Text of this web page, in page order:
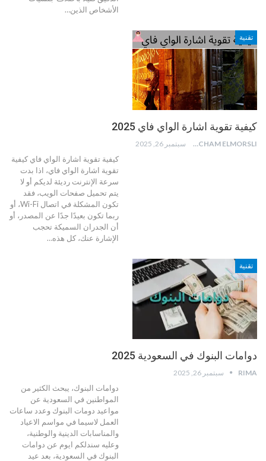
الأشخاص الذين…
تقنية
كيفية تقوية اشارة الواي فاي 2025
HICHAM ELMORSLI سبتمبر 26, 2025
كيفية تقوية اشارة الواي فاي كيفية
تقوية اشارة الواي فاي، اذا بدت
سرعة الإنترنت رديئة لديكم أو لا
يتم تحميل صفحات الويب، فقد
تكون المشكلة في اتصال Wi-Fi، أو
ربما تكون بعيدًا جدًا عن المصدر، أو
أن الجدران السميكة تحجب
الإشارة عنك، كل هذه…
تقنية
دوامات البنوك في السعودية 2025
RIMA سبتمبر 26, 2025
دوامات البنوك، يبحث الكثير من
المواطنين في السعودية عن
مواعيد دومات البنوك وعدد ساعات
العمل لاسيما في مواسم الاعياد
والمناسابات الدينية والوطنية،
وعليه سندلكم ايوم عن دوامات
البنوك في السعودية، بعد عيد